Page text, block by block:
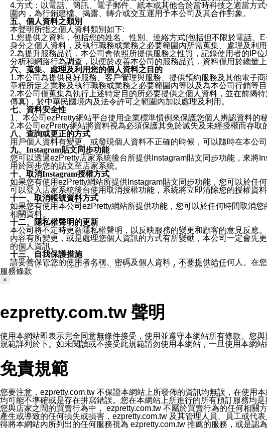
4.方式：以電話、簡訊、電子郵件、紙本或其他合於當時科技之適當方
圍內，為行銷建檔、揭露、轉介或交互運用予本公司及其合作對象。
五、個人資料之類別
本聲明所指之個人資料類別如下:
1.您提供之資料，包括您的姓名、性別、連絡方式(包括但不限於電話
身分之個人資料，及執行職務或業務之必要範圍內所需蒐集、處理及利用
2.為提升服務品質，本公司會依照所提供服務之性質，記錄使用者的IP
分析和網路行為調查，以便於改善本公司的服務品質，資料僅用於總量
六、蒐集、處理及利用您的個人資料之目的
1.本公司為提供良好服務、客戶管理與服務、提供預約服務及其他電子
章程所定之業務及執行職務或業務之必要範圍內等以及為本公司行銷等
2.本公司僅蒐集為執行上述特定目的所必要提供之個人資料，並在前揭
傳真)，於中華民國境內及法令許可之範圍內加以處理及利用。
七、資料安全性
1、本公司ezPretty網站平台使用企業標準慣例來保護您個人辨認資料
2.本公司ezPretty網站將資料視為必須保護其免於滅失及未經授權而存
八、查詢或更正的方式
用戶個人資料有變更、或發現個人資料不正確的時候，可以隨時在本公
九、Instagram貼文同步功能
您可以透過ezPretty店家系統後台所提供Instagram貼文同步功能，來將
用於同步您的貼文至店家系統。
十、取消Instagram授權方式
如果您有使用ezPretty網站所提供Instagram貼文同步功能，您可以於任
可以登入店家系統後台使用取消授權功能，系統將立即清除您的授權資
十一、取消帳號資料方式
如果您有使用本公司ezPretty網站所提供功能，您可以於任何時間取消
相關資料。
十二、隱私權聲明的更新
本公司將不定時更新隱私權聲明，以反映服務的變更和顧客的意見反應
內容有所變更，或是處理您個人資訊的方式有所變動，本公司一定會先
的個人資訊。
十三、自我保護措施
請妥善保管您的使用者名稱、密碼及個人資料，不要提供給任何人。在
窗，以防止他人讀取您的個人資料、信件或進入所機關管理區。
本公司/本服務將以通知型訊息傳送重要訊息給您。即使未加入本公司/本
本公司/本服務傳送之通知型訊息以對您有效且重要的訊息為限，以廣告
2.該 LINE 帳號已在 LINE APP 設定中，同意接收通知型訊息。
3.LINE 帳號未封鎖傳送訊息之 LINE 官方帳號。
欲變更通知型訊息的設定，操作如下：
1.點選「主頁」＞「設定」
2.點選「隱私設定」
3.點選「提供使用資料」
5.開關「接收LINE通知型訊息」
❗️關閉「接收通知型訊息」後，將不會接收到來自任何企業官方帳號或認
服務條款
×
ezpretty.com.tw 聲明
使用本網站即表示完全同意無條件接受，使用並遵守本網站所有條款。您
規範詳列於下。如未閱讀或不接受此規範請勿使用本網站，一旦使用本網
免責規範
您要注意，ezpretty.com.tw 不保證本網站上所發佈的資訊均無誤，在使用
均可能不準確或是存在拼寫錯誤。您在本網站上所進行的所有預訂服務均
您與店家之間的買賣行為中， ezpretty.com.tw 不屬於買賣行為的任何相
產生或導致的任何損失或損害，ezpretty.com.tw 及其管理人員、員工或代
得將本網站內所列出的任何服務視為 ezpretty.com.tw 推薦的服務，或是認